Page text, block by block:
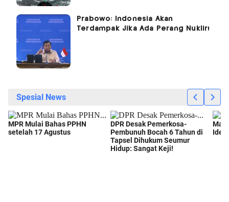
Prabowo: Indonesia Akan
Terdampak Jika Ada Perang Nuklir!